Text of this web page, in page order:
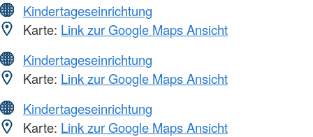
Kindertageseinrichtung
Karte: Link zur Google Maps Ansicht
Kindertageseinrichtung
Karte: Link zur Google Maps Ansicht
Kindertageseinrichtung
Karte: Link zur Google Maps Ansicht